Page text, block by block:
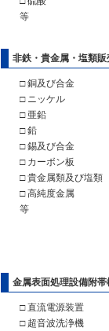
等
非鉄・貴金属・塩類販
□ 銅及び合金
□ ニッケル
□ 亜鉛
□ 鉛
□ 錫及び合金
□ カーボン板
□ 貴金属類及び塩類
□ 高純度金属
等
金属表面処理設備附
□ 直流電源装置
□ 超音波洗浄機